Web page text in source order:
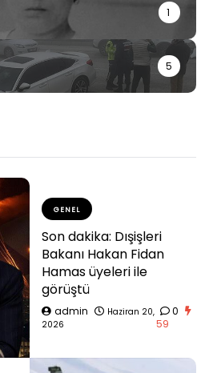
1
5
GENEL
Son dakika: Dışişleri
Bakanı Hakan Fidan
Hamas üyeleri ile
görüştü
admin
Haziran 20,
2026
0
59